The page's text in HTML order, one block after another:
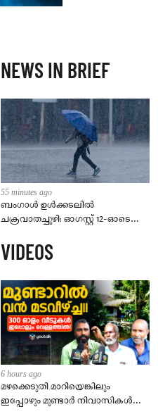
NEWS IN BRIEF
55 minutes ago
ബംഗാൾ ഉൾക്കടലിൽ
ചക്രവാതച്ചുഴി: ഓഗസ്റ്റ് 12-ഓടെ
ദിവസം മഴ മുന്നറിയിപ്പ്
VIDEOS
6 hours ago
മഴക്കെടുതി മാറിയെങ്കിലും
ഇപ്പോഴും മുണ്ടാർ നിവാസികൾ